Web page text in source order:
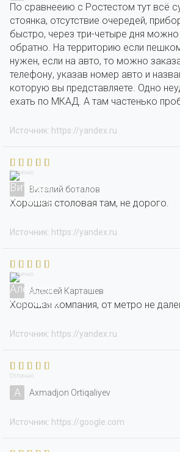
По сравнееию с Ростестом тут всё
стоянка, отсутствие очередей,
быстро, через три-четыре дня можно
обратно. На территорию если
нужен, если на авто, то можно
телефону, указав номер авто и
которую вы представляете. Одно
ехать по МКАД. А там частенько
Источник: https://yandex.ru
Отлично
Виталий боталов
Хорошая столовая там, не дорого.
Источник: https://yandex.ru
Отлично
Алексей Карташев
Хорошая компания, от метро не
Источник: https://yandex.ru
Отлично
A Axmadjon Ortiqaliyev
Источник: https://google.com